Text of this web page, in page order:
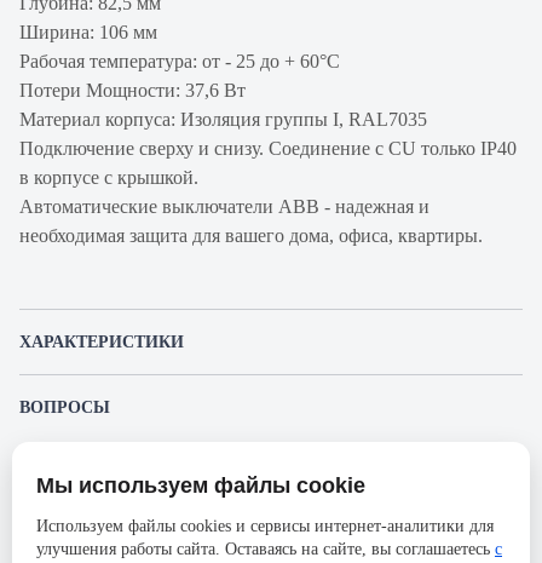
Ширина: 106 мм
Рабочая температура: от - 25 до + 60°С
Потери Мощности: 37,6 Вт
Материал корпуса: Изоляция группы I, RAL7035
Подключение сверху и снизу. Соединение с CU только IP40
в корпусе с крышкой.
Автоматические выключатели ABB - надежная и
необходимая защита для вашего дома, офиса, квартиры.
ХАРАКТЕРИСТИКИ
Производитель
Серия
S804S
ВОПРОСЫ
Пожалуйста, авторизуйтесь, чтобы иметь
Представленные изображения и характеристики могут отличаться от реального
без предварительного уведомления. Компания АйДистрибьют не несёт
ответственности в случае не соответствия текущей модели товаров фотографиям,
Мы используем файлы cookie
Используем файлы cookies и сервисы интернет-аналитики для
улучшения работы сайта. Оставаясь на сайте, вы соглашаетесь с